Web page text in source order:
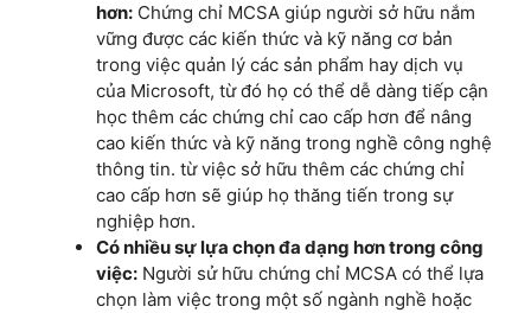
hơn: Chứng chỉ MCSA giúp người sở hữu nắm
vững được các kiến thức và kỹ năng cơ bản
trong việc quản lý các sản phẩm hay dịch vụ
của Microsoft, từ đó họ có thể dễ dàng tiếp cận
học thêm các chứng chỉ cao cấp hơn để nâng
cao kiến thức và kỹ năng trong nghề công nghệ
thông tin. từ việc sở hữu thêm các chứng chỉ
cao cấp hơn sẽ giúp họ thăng tiến trong sự
nghiệp hơn.
Có nhiều sự lựa chọn đa dạng hơn trong công
việc: Người sử hữu chứng chỉ MCSA có thể lựa
chọn làm việc trong một số ngành nghề hoặc